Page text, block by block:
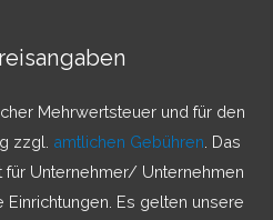
Mehrwertsteuer und für den
zzgl. amtlichen Gebühren . Das
Unternehmer/ Unternehmen
Es gelten unsere